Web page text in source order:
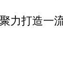
打造一